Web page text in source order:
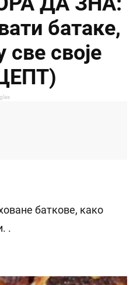
батаке,
све своје
баткове, како
.